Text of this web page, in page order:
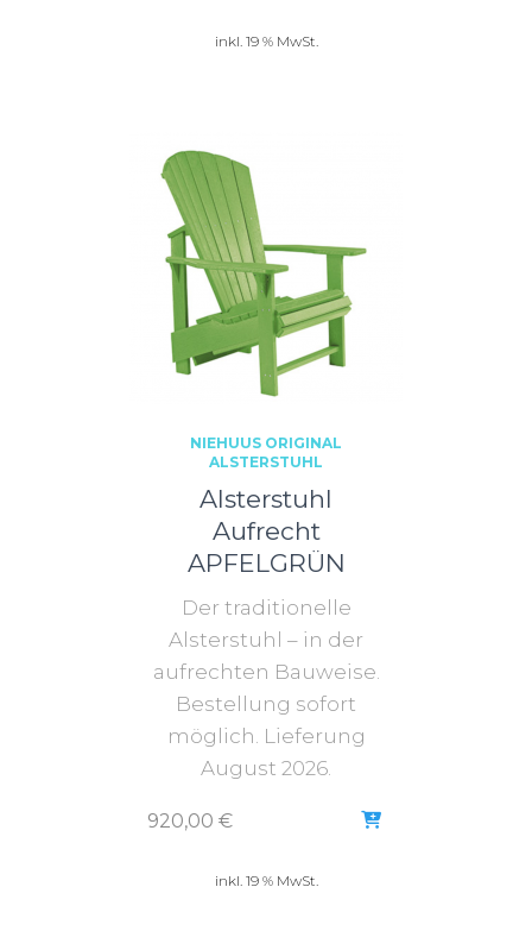
inkl. 19 % MwSt.
NIEHUUS ORIGINAL
ALSTERSTUHL
Alsterstuhl
Aufrecht
APFELGRÜN
Der traditionelle
Alsterstuhl – in der
aufrechten Bauweise.
Bestellung sofort
möglich. Lieferung
August 2026.
920,00 €
inkl. 19 % MwSt.